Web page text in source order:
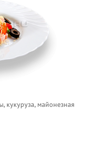
кукуруза, майонезная